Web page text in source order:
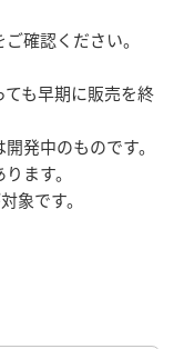
ご確認ください。
も早期に販売を終
発中のものです。
ます。
象です。